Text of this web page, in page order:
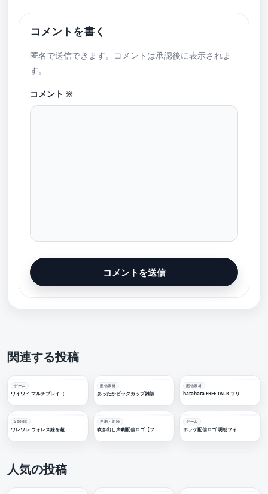
コメントを書く
匿名で送信できます。コメントは承認後に表示されま
す。
コメント ※
関連する投稿
ゲーム
ワイワイ マルチプレイ（狩）配信ロゴ 【フリー素材・サムネ素材】
配信素材
あったかビックカップ雑談配信ロゴ【フリー素材・サムネ素材】
配信素材
hatahata FREE TALK フリートークロゴ【フリー素材・サムネ素材】
Goods
ワレワレ ウォレス線を超えてきた
声劇・朗読
吹き出し声劇配信ロゴ【フリー素材・サムネ素材】
ゲーム
ホラゲ配信ロゴ 明朝フォント【フリー素材・サムネ素材】
人気の投稿